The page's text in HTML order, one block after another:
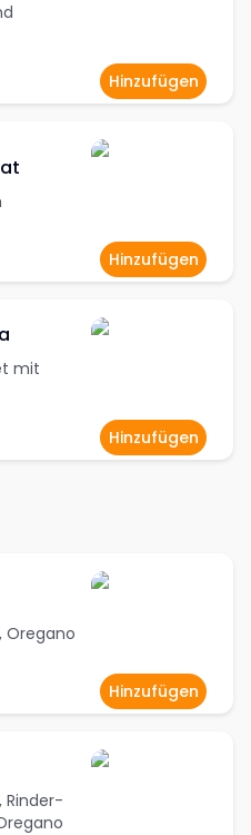
Hinzufügen
Hinzufügen
mit
Hinzufügen
Oregano
Hinzufügen
Rinder-